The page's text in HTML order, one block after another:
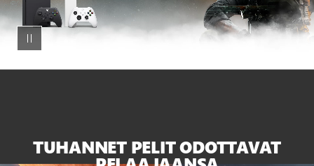
XBOX
Series X:n
TUHANNET PELIT ODOTTAVAT